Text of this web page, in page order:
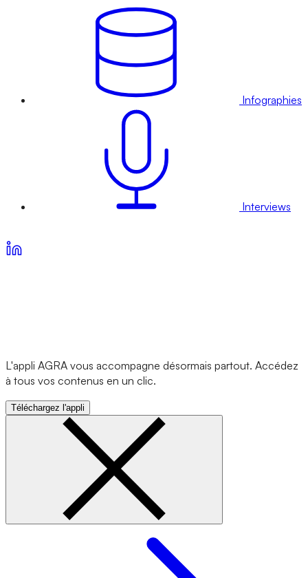
Infographies
Interviews
L'appli AGRA vous accompagne désormais partout. Accédez
à tous vos contenus en un clic.
Téléchargez l'appli